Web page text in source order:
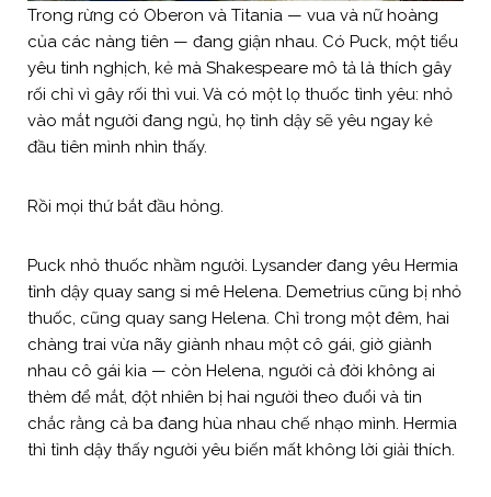
Trong rừng có Oberon và Titania — vua và nữ hoàng
của các nàng tiên — đang giận nhau. Có Puck, một tiểu
yêu tinh nghịch, kẻ mà Shakespeare mô tả là thích gây
rối chỉ vì gây rối thì vui. Và có một lọ thuốc tình yêu: nhỏ
vào mắt người đang ngủ, họ tỉnh dậy sẽ yêu ngay kẻ
đầu tiên mình nhìn thấy.
Rồi mọi thứ bắt đầu hỏng.
Puck nhỏ thuốc nhầm người. Lysander đang yêu Hermia
tỉnh dậy quay sang si mê Helena. Demetrius cũng bị nhỏ
thuốc, cũng quay sang Helena. Chỉ trong một đêm, hai
chàng trai vừa nãy giành nhau một cô gái, giờ giành
nhau cô gái kia — còn Helena, người cả đời không ai
thèm để mắt, đột nhiên bị hai người theo đuổi và tin
chắc rằng cả ba đang hùa nhau chế nhạo mình. Hermia
thì tỉnh dậy thấy người yêu biến mất không lời giải thích.